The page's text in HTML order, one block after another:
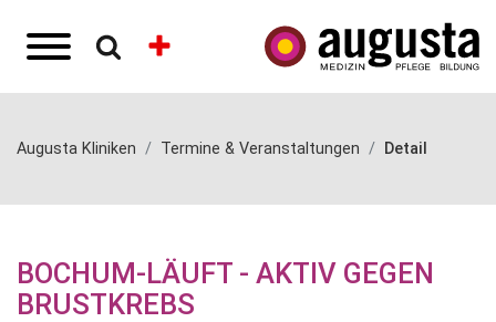
Augusta Kliniken Termine & Veranstaltungen Detail
BOCHUM-LÄUFT - AKTIV GEGEN
BRUSTKREBS